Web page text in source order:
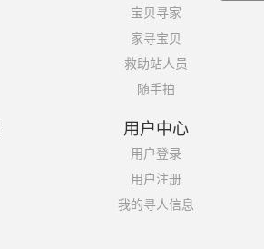
宝贝寻家
家寻宝贝
救助站人员
随手拍
用户中心
用户登录
用户注册
我的寻人信息